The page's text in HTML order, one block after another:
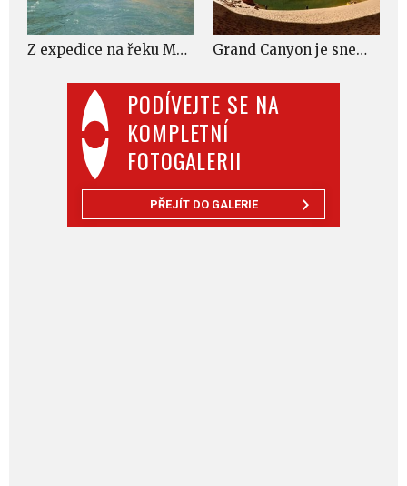
PODÍVEJTE SE NA
KOMPLETNÍ
FOTOGALERII
PŘEJÍT DO GALERIE
Z expedice na řeku Muksu v Tádžikistánu Grand Canyon je snem snad každého vodáka